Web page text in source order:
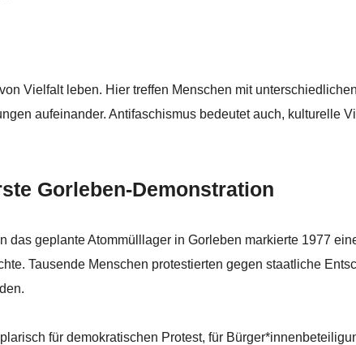
Vielfalt leben. Hier treffen Menschen mit
aufeinander. Antifaschismus bedeutet auch, kulturelle
Gorleben-Demonstration
das geplante Atommülllager in Gorleben markierte 1977
Tausende Menschen protestierten gegen staatliche
für demokratischen Protest, für